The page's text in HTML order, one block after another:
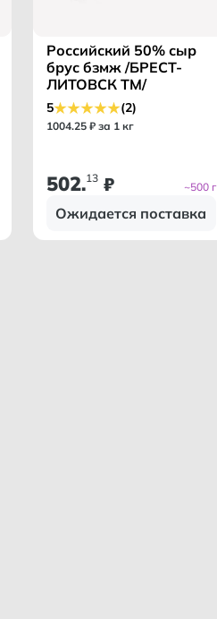
Российский 50% сыр
брус бзмж /БРЕСТ-
ЛИТОВСК ТМ/
5 (2)
1004.25 ₽ за 1 кг
502.13 ₽ ~500 г
Ожидается поставка